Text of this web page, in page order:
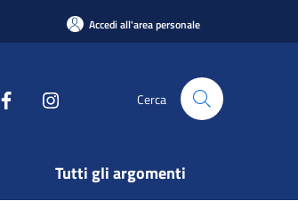
Accedi all'area personale
Cerca
Tutti gli argomenti